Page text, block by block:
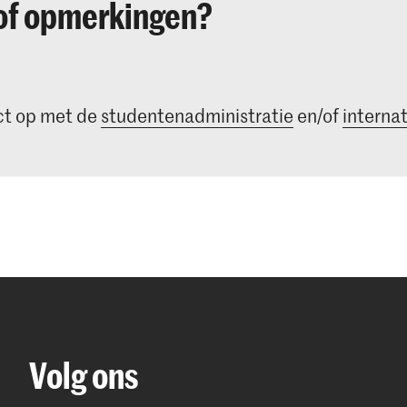
opmerkingen?
op met de studentenadministratie en/of
Volg ons